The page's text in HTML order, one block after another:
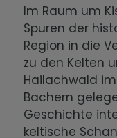
Das
Kissing
Robin Hood“
Zwischen
Das 19.
Im Raum um
Spuren der
Region in die
zu den Kelten
Hailachwald
Bachern
Geschichte
keltische